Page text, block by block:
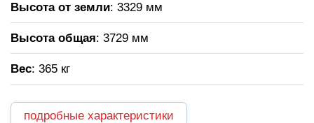
Высота от земли: 3329 мм
Высота общая: 3729 мм
Вес: 365 кг
подробные характеристики